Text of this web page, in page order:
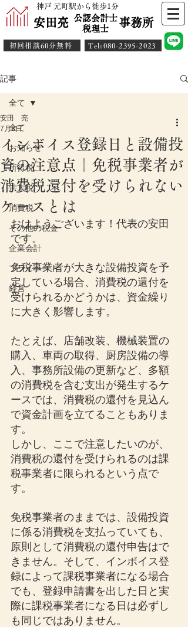
神戸 元町駅から徒歩1分
安田亮 事務所
公認会計士
​税理士
初回相談60分無料 ​Tel:080-2395-2023
記事
全て
お知らせ
所得税
法人税
消費税
その他の税金
企業会計
プライベート
経営
全て
インボイス登録日と設備投
資の注意点｜免税事業者が
消費税還付を受けられない
ケースとは
安田 亮
7月3日
おはようございます！代表の安田
です。
免税事業者が大きな設備投資を予
定している場合、消費税の還付を
受けられるかどうかは、資金繰り
に大きく影響します。
たとえば、店舗改装、機械装置の
購入、車両の取得、厨房設備の導
入、事務所設備の更新など、多額
の消費税を含む支出が発生するケ
ースでは、消費税の還付を見込ん
で資金計画を立てることもありま
す。
しかし、ここで注意したいのが、
消費税の還付を受けられるのは課
税事業者に限られるという点で
す。
免税事業者のままでは、設備投資
に係る消費税を支払っていても、
原則として消費税の還付申告はで
きません。そして、インボイス登
録によって課税事業者になる場合
でも、登録申請書を出した日と実
際に課税事業者になる日は必ずし
も同じではありません。